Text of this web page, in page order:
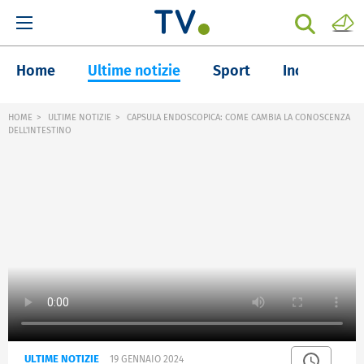
Home Ultime notizie Sport Inchieste
HOME ULTIME NOTIZIE
CAPSULA ENDOSCOPICA: COME CAMBIA LA CONOSCENZA
DELL'INTESTINO
ULTIME NOTIZIE 19 GENNAIO 2024